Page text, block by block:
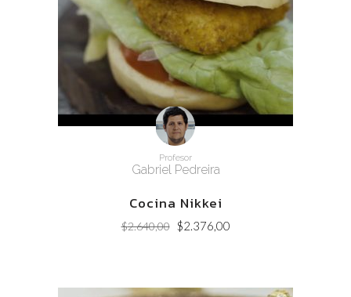
Profesor
Gabriel Pedreira
Cocina Nikkei
$2.640,00
Original
$2.640,00.
$2.376,00Current
$2.376,00.